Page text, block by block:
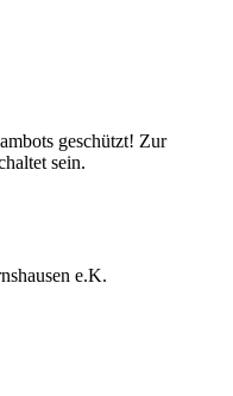
geschützt! Zur
sein.
e.K.